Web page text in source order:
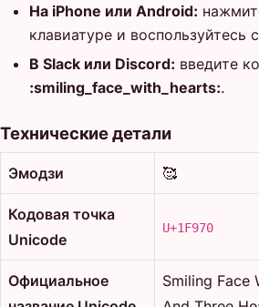
На iPhone или Android:
клавиатуре и воспользуйтесь
В Slack или Discord: введите
:smiling_face_with_hearts:.
Технические детали
Эмодзи 🥰
Кодовая точка
Unicode
U+1F970
Официальное
Smiling Face